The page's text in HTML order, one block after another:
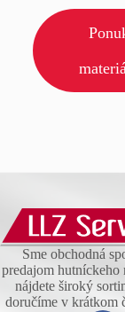
Sme obchodná
predajom hutníckeho
nájdete široký
doručíme v krátkom